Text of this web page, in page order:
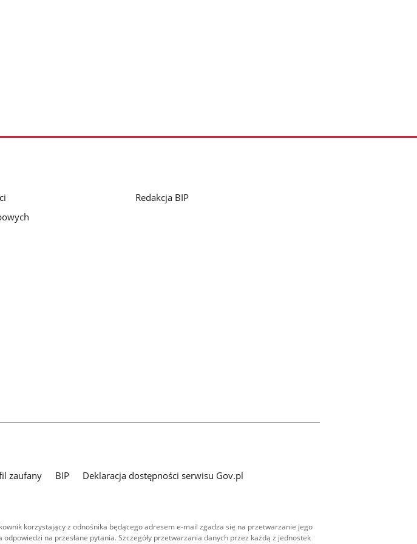
Redakcja BIP
zaufany BIP
Deklaracja dostępności serwisu Gov.pl
korzystający z odnośnika będącego adresem e-mail zgadza się na przetwarzanie jego
na przesłane pytania. Szczegóły przetwarzania danych przez każdą z jednostek